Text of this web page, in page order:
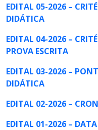
EDITAL 05-2026 –
DIDÁTICA
EDITAL 04-2026 –
PROVA ESCRITA
EDITAL 03-2026 –
DIDÁTICA
EDITAL 02-2026 –
EDITAL 01-2026 –